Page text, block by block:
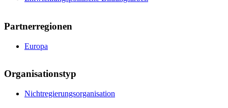
Partnerregionen
Europa
Organisationstyp
Nichtregierungsorganisation